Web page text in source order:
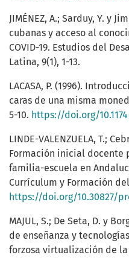
JIMÉNEZ, A.; Sarduy, Y. y
cubanas y acceso al
COVID-19. Estudios del
Latina, 9(1), 1-13.
LACASA, P. (1996).
caras de una misma
5-10. https://doi.org/
LINDE-VALENZUELA, T.;
Formación inicial docente
familia-escuela en
Currículum y Formación
https://doi.org/10.30827/
MAJUL, S.; De Seta, D. y
de enseñanza y
forzosa virtualización de